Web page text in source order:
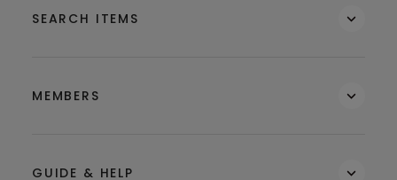
SEARCH ITEMS
MEMBERS
GUIDE & HELP